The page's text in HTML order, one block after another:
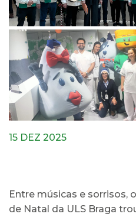
15 DEZ 2025
Entre músicas e sorrisos,
de Natal da ULS Braga